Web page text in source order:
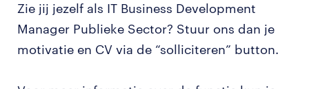
Zie jij jezelf als IT Business Development
Manager Publieke Sector? Stuur ons dan je
motivatie en CV via de “solliciteren” button.